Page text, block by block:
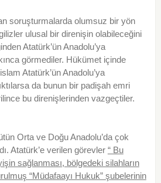
soruşturmalarda olumsuz bir yön
ulusal bir direnişin olabileceğini
Atatürk’ün Anadolu’ya
görmediler. Hükümet içinde
Atatürk’ün Anadolu’ya
da bunun bir padişah emri
bu direnişlerinden vazgeçtiler.
Orta ve Doğu Anadolu’da çok
Atatürk’e verilen görevler “ Bu
sağlanması, bölgedeki silahların
“Müdafaayı Hukuk” şubelerinin